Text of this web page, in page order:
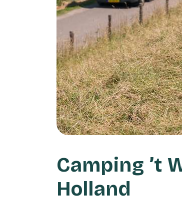
Camping ’t
Holland